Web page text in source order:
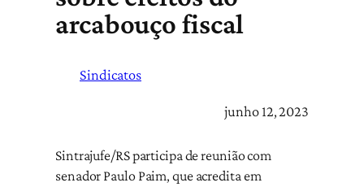
arcabouço fiscal
Sindicatos
junho 12, 2023
Sintrajufe/RS participa de reunião com
senador Paulo Paim, que acredita em